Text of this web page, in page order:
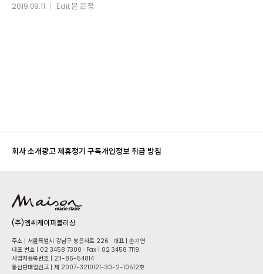
2019.09.11 Edit문 은정
회사 소개광고 제휴정기 구독개인정보 취급 방침
(주)엠씨케이퍼블리싱
주소 | 서울특별시 강남구 봉은사로 226 · 대표 | 손기연
대표 번호 | 02 34​58 7300 · Fax | 02 34​58 7119
사업자등록번호 | 211-86-5​4814
통신판매업신고 | 제 2007-3210121-30-2-10512호